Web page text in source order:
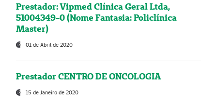
Prestador: Vipmed Clínica Geral Ltda,
51004349-0 (Nome Fantasia: Policlínica
Master)
01 de Abril de 2020
Prestador CENTRO DE ONCOLOGIA
15 de Janeiro de 2020